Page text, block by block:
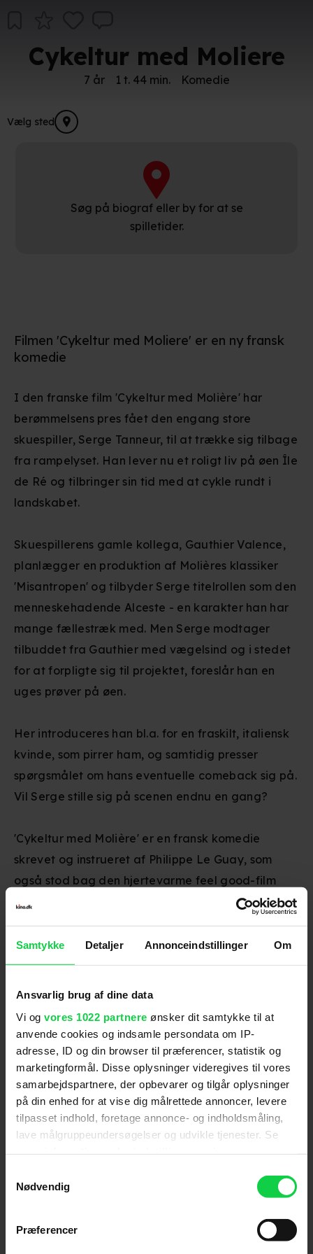
Samtykke Detaljer Annonceindstillinger Om
Ansvarlig brug af dine data
Vi og vores 1022 partnere ønsker dit samtykke til at
anvende cookies og indsamle persondata om IP-
adresse, ID og din browser til præferencer, statistik og
marketingformål. Disse oplysninger videregives til vores
samarbejdspartnere, der opbevarer og tilgår oplysninger
på din enhed for at vise dig målrettede annoncer, levere
tilpasset indhold, foretage annonce- og indholdsmåling,
lave målgruppeundersøgelser og udvikle tjenester. Se
tilbage eller ændre indstillinger fra vores
"Cookiedeklaration", eller ved at trykke på "Privacy
Nødvendig
Præferencer
Cykeltur med Moliere
7 år 1 t. 44 min. Komedie
Vælg sted
Søg på biograf eller by for at se
spilletider.
Anmeldelser fra medierne
Premiere
03.10.2013
Skuespillere:Fabrice Luchini,Lambert Wilson
Genre:Komedie
Instruktion
:Philippe Le Guay
Aldersmærke
Distributør: Miracle Film
Filmen 'Cykeltur med Moliere' er en ny fransk
komedie
I den franske film 'Cykeltur med Molière' har
berømmelsens pres fået den engang store
skuespiller, Serge Tanneur, til at trække sig tilbage
fra rampelyset. Han lever nu et roligt liv på øen Île
de Ré og tilbringer sin tid med at cykle rundt i
landskabet.
Skuespillerens gamle kollega, Gauthier Valence,
planlægger en produktion af Molières klassiker
'Misantropen' og tilbyder Serge titelrollen som den
menneskehadende Alceste - en karakter han har
mange fællestræk med. Men Serge modtager
tilbuddet fra Gauthier med vægelsind og i stedet
for at forpligte sig til projektet, foreslår han en
uges prøver på øen.
Her introduceres han bl.a. for en fraskilt, italiensk
kvinde, som pirrer ham, og samtidig presser
spørgsmålet om hans eventuelle comeback sig på.
Vil Serge stille sig på scenen endnu en gang?
'Cykeltur med Molière' er en fransk komedie
skrevet og instrueret af Philippe Le Guay, som
også stod bag den hjertevarme feel good-film
'Kvinderne på sjette sal' (2010). I rollen som den
medvirkede i Le Guays forrige film.